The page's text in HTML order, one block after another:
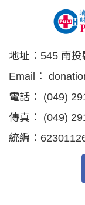
地址： 545 南
Email：
電話：
(049)
傳真：
(049)
統編：